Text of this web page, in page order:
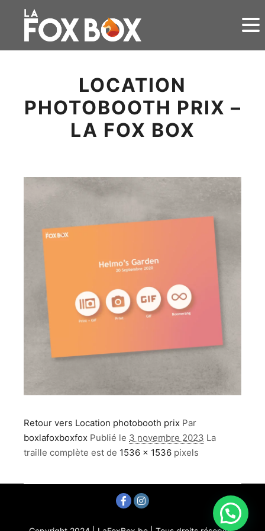
LOCATION
PHOTOBOOTH PRIX –
LA FOX BOX
Retour vers Location photobooth prix Par
boxlafoxboxfox Publié le 3 novembre 2023 La
traille complète est de 1536 × 1536 pixels